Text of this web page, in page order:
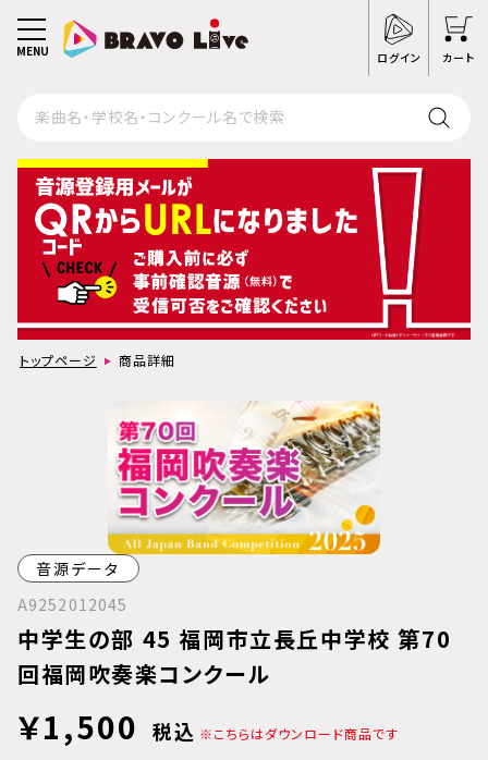
ログイン カート
MENU
トップページ 商品詳細
音源データ
A9252012045
中学生の部 45 福岡市立長丘中学校 第70
回福岡吹奏楽コンクール
￥1,500 税込 ※こちらはダウンロード商品です